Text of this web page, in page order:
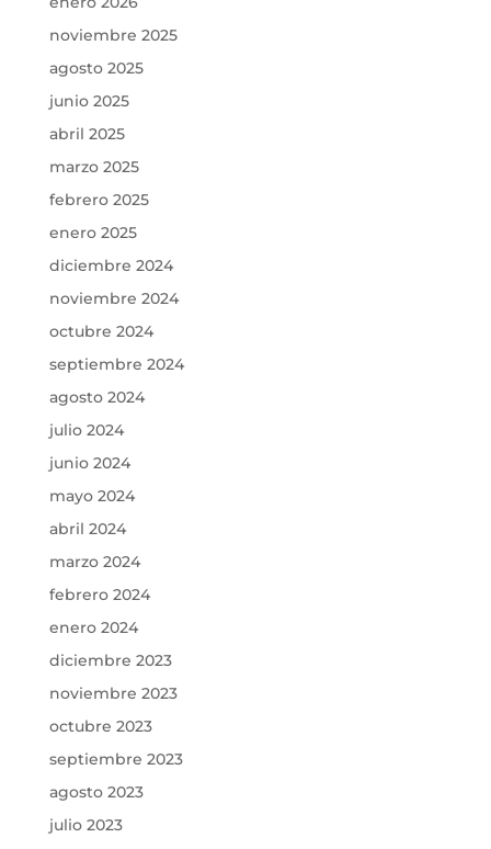
noviembre 2025
agosto 2025
junio 2025
abril 2025
marzo 2025
febrero 2025
enero 2025
diciembre 2024
noviembre 2024
octubre 2024
septiembre 2024
agosto 2024
julio 2024
junio 2024
mayo 2024
abril 2024
marzo 2024
febrero 2024
enero 2024
diciembre 2023
noviembre 2023
octubre 2023
septiembre 2023
agosto 2023
julio 2023